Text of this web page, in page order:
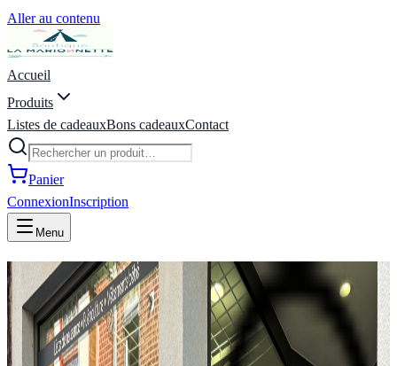
Aller au contenu
Accueil
Produits
Listes de cadeauxBons cadeauxContact
Panier
ConnexionInscription
Menu
La Marionnette - Puériculture,
Vêtements, Jeux, Listes de
naissance